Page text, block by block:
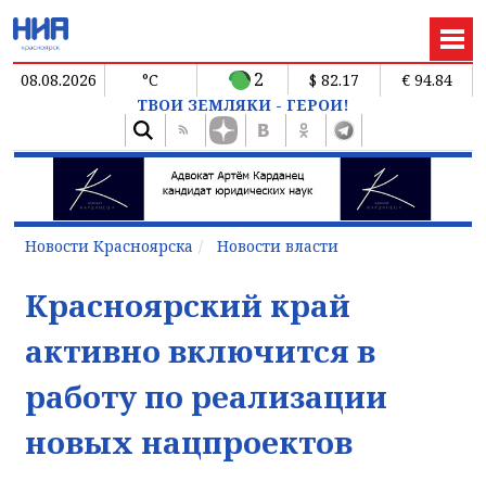
08.08.2026 °C 2 $ 82.17
€ 94.84
ТВОИ ЗЕМЛЯКИ - ГЕРОИ!
Новости Красноярска Новости власти
Красноярский край
активно включится в
работу по реализации
новых нацпроектов